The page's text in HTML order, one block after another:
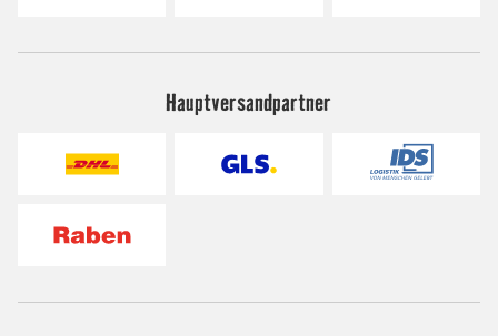
Hauptversandpartner